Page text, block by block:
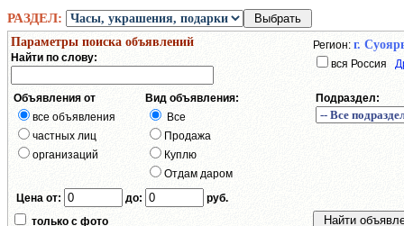
РАЗДЕЛ:
Параметры поиска объявлений
Найти по слову:
Регион: г.
вся Россия
Объявления от
все объявления
частных лиц
организаций
Вид объявления:
Все
Продажа
Куплю
Отдам даром
Подраздел:
Цена от: до:
руб.
только с фото